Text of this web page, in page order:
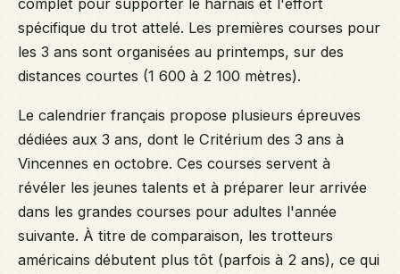
complet pour supporter le harnais et l'effort
spécifique du trot attelé. Les premières courses pour
les 3 ans sont organisées au printemps, sur des
distances courtes (1 600 à 2 100 mètres).
Le calendrier français propose plusieurs épreuves
dédiées aux 3 ans, dont le Critérium des 3 ans à
Vincennes en octobre. Ces courses servent à
révéler les jeunes talents et à préparer leur arrivée
dans les grandes courses pour adultes l'année
suivante. À titre de comparaison, les trotteurs
américains débutent plus tôt (parfois à 2 ans), ce qui